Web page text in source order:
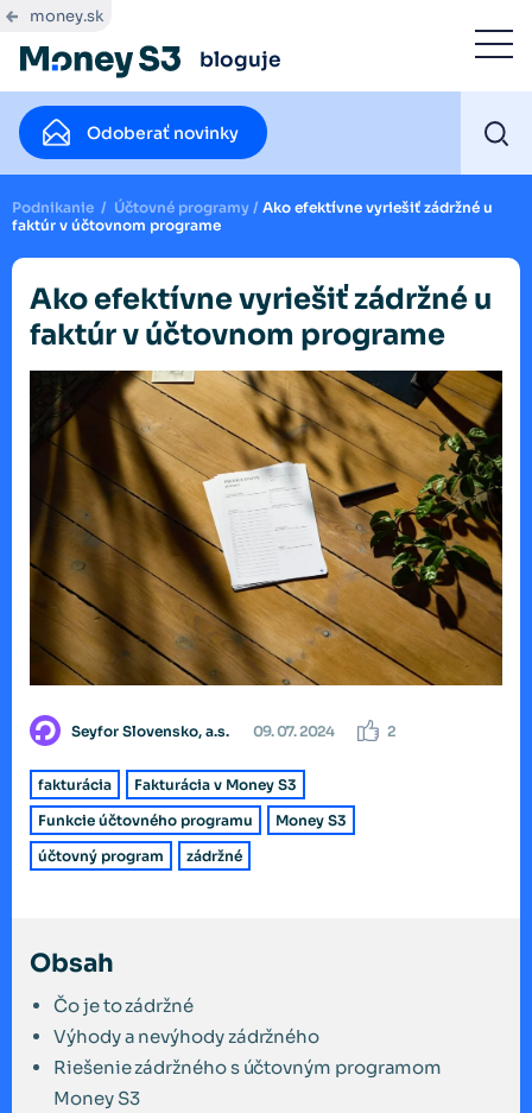
money.sk
bloguje
Odoberať novinky
Podnikanie / Účtovné programy / Ako efektívne vyriešiť zádržné u
faktúr v účtovnom programe
Ako efektívne vyriešiť zádržné u
faktúr v účtovnom programe
Seyfor Slovensko, a.s. 09. 07. 2024 2
fakturácia
Fakturácia v Money S3
Funkcie účtovného programu
Money S3
účtovný program
zádržné
Obsah
Čo je to zádržné
Výhody a nevýhody zádržného
Riešenie zádržného s účtovným programom
Money S3